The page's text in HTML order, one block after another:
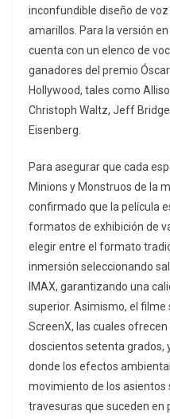
inconfundible diseño de
amarillos. Para la versión
cuenta con un elenco de
ganadores del premio
Hollywood, tales como
Christoph Waltz, Jeff
Eisenberg.
Para asegurar que cada
Minions y Monstruos de la
confirmado que la película
formatos de exhibición de
elegir entre el formato
inmersión seleccionando
IMAX, garantizando una
superior. Asimismo, el
ScreenX, las cuales
doscientos setenta grados,
donde los efectos
movimiento de los asientos
travesuras que suceden en